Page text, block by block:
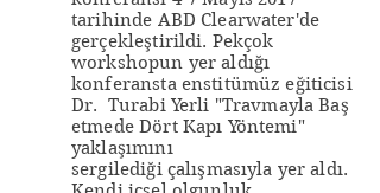
tarihinde ABD Clearwater'de
gerçekleştirildi. Pekçok
workshopun yer aldığı
konferansta enstitümüz eğiticisi
Dr. Turabi Yerli "Travmayla Baş
etmede Dört Kapı Yöntemi"
yaklaşımını
sergilediği çalışmasıyla yer aldı.